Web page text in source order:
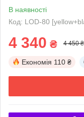
В наявності
Код: LOD-80
4 340 ₴ 4 450 ₴
Економія 110 ₴